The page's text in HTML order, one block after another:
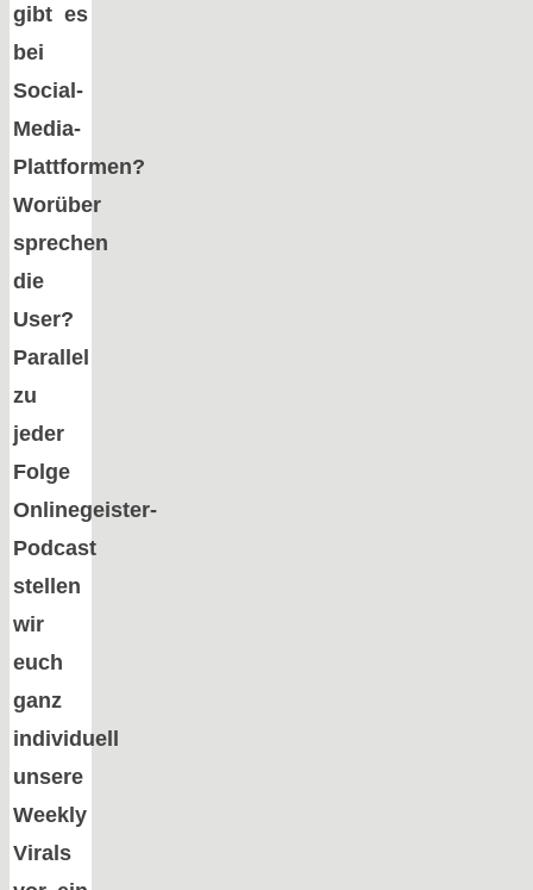
gibt es
bei
Social-
Media-
Plattformen?
Worüber
sprechen
die
User?
Parallel
zu
jeder
Folge
Onlinegeister-
Podcast
stellen
wir
euch
ganz
individuell
unsere
Weekly
Virals